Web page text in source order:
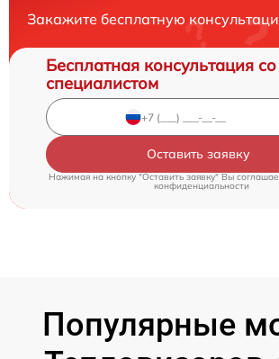
Закажите бесплатную
Бесплатная консультация со
специалистом
Оставить заявку
Нажимая на кнопку "Оставить заявку" Вы
конфиденциальности
Популярные